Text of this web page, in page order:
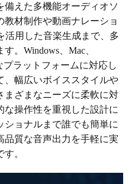
備えた多機能オーディオソ
教材制作や動画ナレーショ
活用した音楽生成まで、多
。Windows、Mac、
プラットフォームに対応し
、幅広いボイススタイルや
まざまなニーズに柔軟に対
な操作性を重視した設計に
ショナルまで誰でも簡単に
品質な音声出力を手軽に実
。